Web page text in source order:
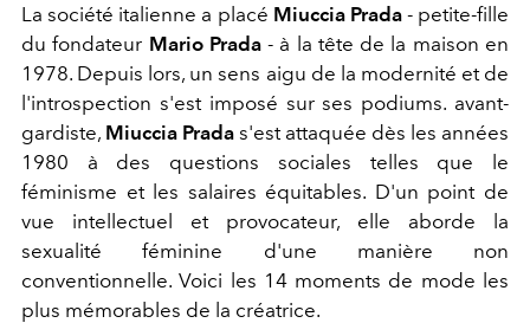
La société italienne a placé Miuccia Prada- petite-fille
du fondateur Mario Prada- à la tête de la maison en
1978. Depuis lors, un sens aigu de la modernité et de
l'introspection s'est imposé sur ses podiums. avant-
gardiste, Miuccia Prada s'est attaquée dès les années
1980 à des questions sociales telles que le
féminisme et les salaires équitables. D'un point de
vue intellectuel et provocateur, elle aborde la
sexualité féminine d'une manière non
conventionnelle. Voici les 14 moments de mode les
plus mémorables de la créatrice.